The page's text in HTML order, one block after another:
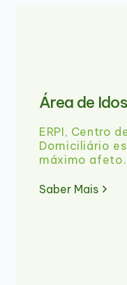
Área de
ERPI, Centro
Domiciliário
máximo afeto.
Saber Mais